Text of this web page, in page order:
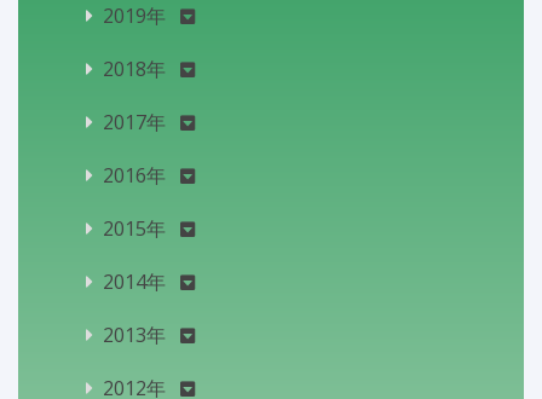
2019年
2018年
2017年
2016年
2015年
2014年
2013年
2012年